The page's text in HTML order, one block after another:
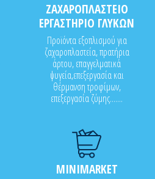
ΖΑΧΑΡΟΠΛΑΣΤΕΙΟ
ΕΡΓΑΣΤΗΡΙΟ ΓΛΥΚΩΝ
Προϊόντα εξοπλισμού για
ζαχαροπλαστεία, πρατήρια
άρτου, επαγγελματικά
ψυγεία,επεξεργασία και
θέρμανση τροφίμων,
επεξεργασία ζύμης.......
MINIMARKET